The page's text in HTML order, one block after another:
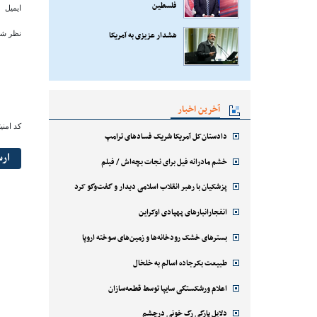
فلسطین
هشدار عزیزی به آمریکا
آخرین اخبار
دادستان‌کل آمریکا شریک فسادهای ترامپ
خشم مادرانه فیل برای نجات بچه‌اش / فیلم
پزشکیان با رهبر انقلاب اسلامی دیدار و گفت‌وگو کرد
انفجارانبارهای پهپادی اوکراین
بسترهای خشک رودخانه‌ها و زمین‌های سوخته اروپا
طبیعت بکرجاده اسالم به خلخال
اعلام ورشکستگی سایپا توسط قطعه‌سازان
دلایل پارگی رگ خونی درچشم
ایمیل
نظر
کد